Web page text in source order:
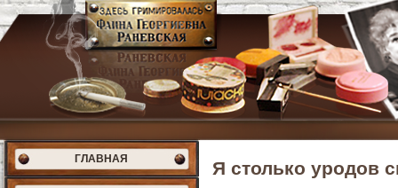
ГЛАВНАЯ Я столько уродов